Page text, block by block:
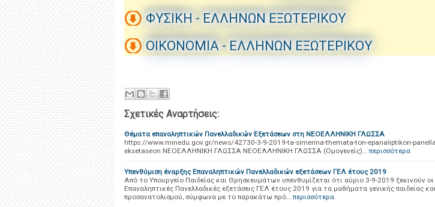
ΦΥΣΙΚΗ - ΕΛΛΗΝΩΝ ΕΞΩΤΕΡΙΚΟΥ
ΟΙΚΟΝΟΜΙΑ - ΕΛΛΗΝΩΝ ΕΞΩΤΕΡΙΚΟΥ
Σχετικές Αναρτήσεις:
Θέματα επαναληπτικών Πανελλαδικών Εξετάσεων στη ΝΕΟΕΛΛΗΝΙΚΗ ΓΛΩΣΣΑ
https://www.minedu.gov.gr/news/42730-3-9-2019-ta-simerina-themata-ton-epanaliptikon-
eksetaseon ΝΕΟΕΛΛΗΝΙΚΗ ΓΛΩΣΣΑ ΝΕΟΕΛΛΗΝΙΚΗ ΓΛΩΣΣΑ (Ομογενείς)… περισσότερα
Υπενθύμιση έναρξης Επαναληπτικών Πανελλαδικών εξετάσεων ΓΕΛ έτους 2019
Από το Υπουργείο Παιδείας και Θρησκευμάτων υπενθυμίζεται ότι αύριο 3-9-2019 ξεκινούν οι
Επαναληπτικές Πανελλαδικές εξετάσεις ΓΕΛ έτους 2019 για τα μαθήματα γενικής παιδείας και
προσανατολισμού, σύμφωνα με το παρακάτω πρό… περισσότερα